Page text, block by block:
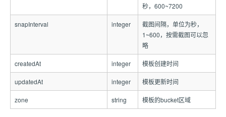
秒，600~7200
snapInterval integer
截图间隔，单位为秒，
1~600，按需截图可以忽
略
createdAt integer 模板创建时间
updatedAt integer 模板更新时间
zone string 模板的bucket区域